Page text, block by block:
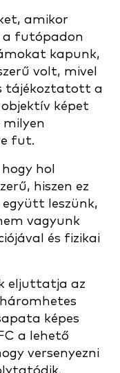
amikor
a futópadon
kapunk,
volt, mivel
tájékoztatott a
képet
fut.
hol
hiszen ez
leszünk,
vagyunk
és fizikai
eljuttatja az
képes
a lehető
versenyezni